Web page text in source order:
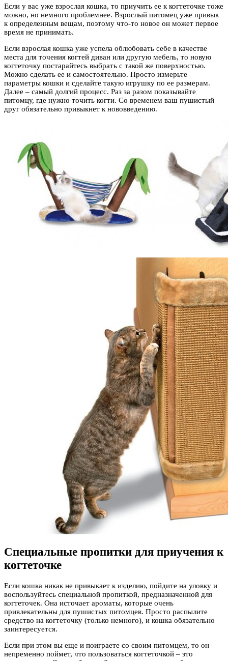
Если у вас уже взрослая кошка, то приучить ее к когтеточке тоже
можно, но немного проблемнее. Взрослый питомец уже привык
к определенным вещам, поэтому что-то новое он может первое
время не принимать.
Если взрослая кошка уже успела облюбовать себе в качестве
места для точения когтей диван или другую мебель, то новую
когтеточку постарайтесь выбрать с такой же поверхностью.
Можно сделать ее и самостоятельно. Просто измерьте
параметры кошки и сделайте такую игрушку по ее размерам.
Далее – самый долгий процесс. Раз за разом показывайте
питомцу, где нужно точить когти. Со временем ваш пушистый
друг обязательно привыкнет к нововведению.
Специальные пропитки для приучения к
когтеточке
Если кошка никак не привыкает к изделию, пойдите на уловку и
воспользуйтесь специальной пропиткой, предназначенной для
когтеточек. Она источает ароматы, которые очень
привлекательны для пушистых питомцев. Просто распылите
средство на когтеточку (только немного), и кошка обязательно
заинтересуется.
Если при этом вы еще и поиграете со своим питомцем, то он
непременно поймет, что пользоваться когтеточкой – это